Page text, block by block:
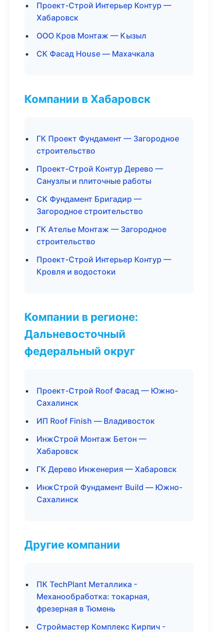
Проект-Строй Интерьер Контур —
Хабаровск
ООО Кров Монтаж — Кызыл
СК Фасад House — Махачкала
Компании в Хабаровск
ГК Проект Фундамент — Загородное
строительство
Проект-Строй Контур Дерево —
Санузлы и плиточные работы
СК Фундамент Бригадир —
Загородное строительство
ГК Ателье Монтаж — Загородное
строительство
Проект-Строй Интерьер Контур —
Кровля и водостоки
Компании в регионе:
Дальневосточный
федеральный округ
Проект-Строй Roof Фасад — Южно-
Сахалинск
ИП Roof Finish — Владивосток
ИнжСтрой Монтаж Бетон —
Хабаровск
ГК Дерево Инженерия — Хабаровск
ИнжСтрой Фундамент Build — Южно-
Сахалинск
Другие компании
ПК TechPlant Металлика -
Механообработка: токарная,
фрезерная в Тюмень
Строймастер Комплекс Кирпич -